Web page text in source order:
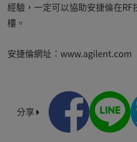
經驗，一定可以協助安捷倫在RF
樓。
安捷倫網址：www.agilent.com
分享